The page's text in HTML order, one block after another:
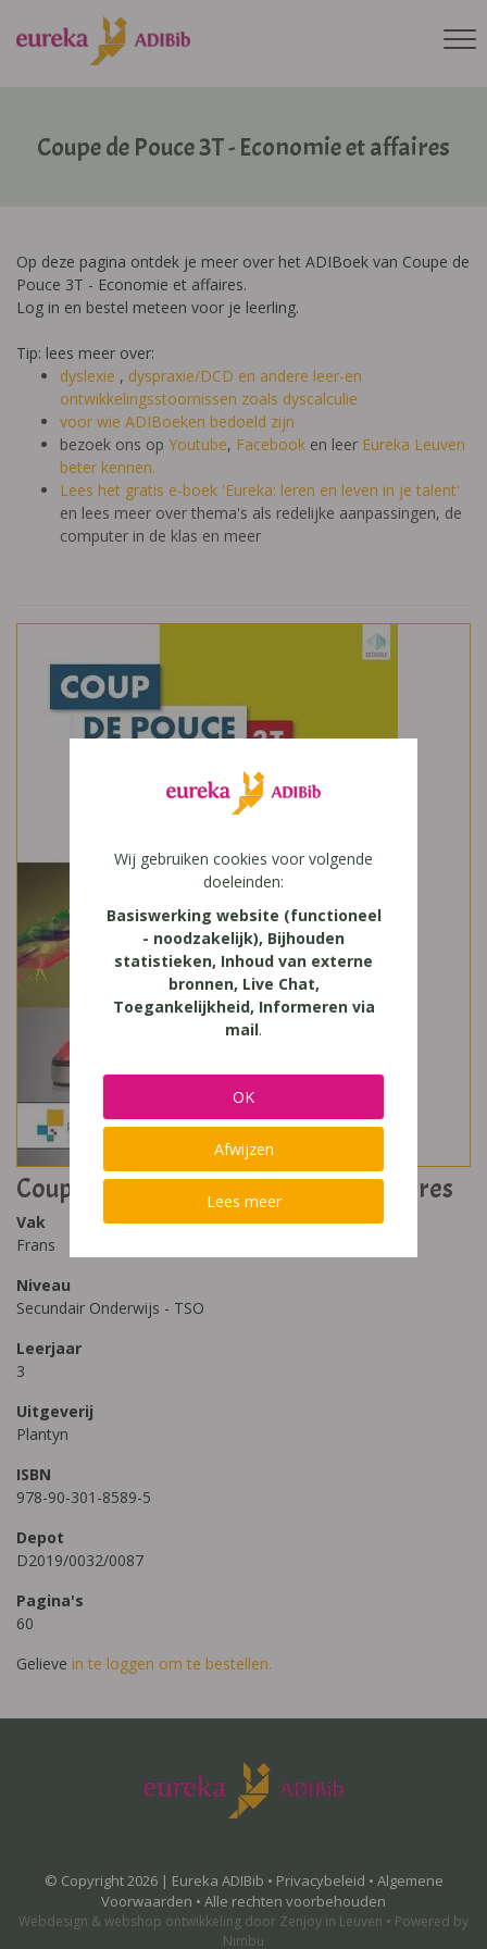
Coupe de Pouce 3T - Economie et affaires
Op deze pagina ontdek je meer over het ADIBoek van Coupe de
Pouce 3T - Economie et affaires.
Log in en bestel meteen voor je leerling.
Tip: lees meer over:
dyslexie , dyspraxie/DCD en andere leer-en
ontwikkelingsstoornissen zoals dyscalculie
voor wie ADIBoeken bedoeld zijn
bezoek ons op Youtube, Facebook en leer Eureka Leuven
beter kennen.
Lees het gratis e-boek 'Eureka: leren en leven in je talent'
en lees meer over thema's als redelijke aanpassingen, de
computer in de klas en meer
Coupe de Pouce 3T - Economie et affaires
Vak
Frans
Niveau
Secundair Onderwijs - TSO
Leerjaar
3
Uitgeverij
Plantyn
ISBN
978-90-301-8589-5
Depot
D2019/0032/0087
Pagina's
60
Gelieve in te loggen om te bestellen.
© Copyright 2026 | Eureka ADIBib • Privacybeleid • Algemene
Voorwaarden • Alle rechten voorbehouden
Webdesign & webshop ontwikkeling door Zenjoy in Leuven • Powered by
Nimbu
Wij gebruiken cookies voor volgende
doeleinden:
Basiswerking website (functioneel
- noodzakelijk), Bijhouden
statistieken, Inhoud van externe
bronnen, Live Chat,
Toegankelijkheid, Informeren via
mail.
OK
Afwijzen
Lees meer